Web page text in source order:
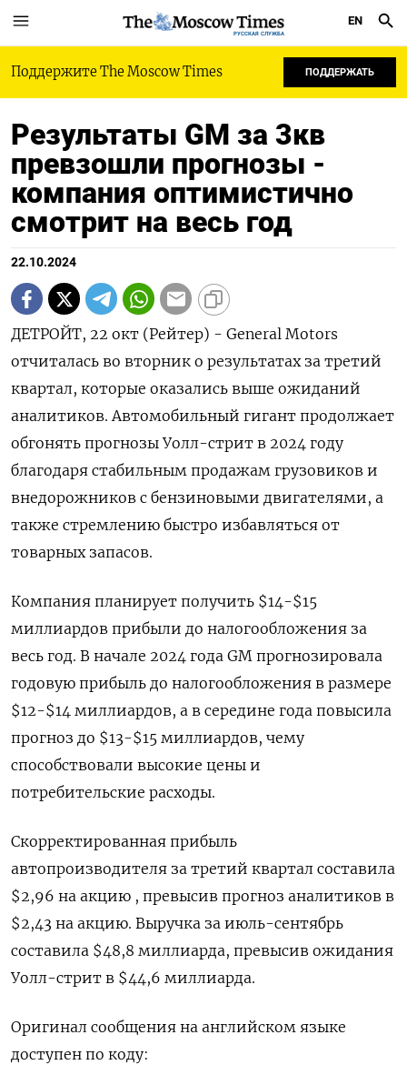
РУССКАЯ СЛУЖБА
EN
Поддержите The Moscow Times ПОДДЕРЖАТЬ
Результаты GM за 3кв
превзошли прогнозы -
компания оптимистично
смотрит на весь год
22.10.2024
ДЕТРОЙТ, 22 окт (Рейтер) - General Motors
отчиталась во вторник о результатах за третий
квартал, которые оказались выше ожиданий
аналитиков. Автомобильный гигант продолжает
обгонять прогнозы Уолл-стрит в 2024 году
благодаря стабильным продажам грузовиков и
внедорожников с бензиновыми двигателями, а
также стремлению быстро избавляться от
товарных запасов.
Компания планирует получить $14-$15
миллиардов прибыли до налогообложения за
весь год. В начале 2024 года GM прогнозировала
годовую прибыль до налогообложения в размере
$12-$14 миллиардов, а в середине года повысила
прогноз до $13-$15 миллиардов, чему
способствовали высокие цены и
потребительские расходы.
Скорректированная прибыль
автопроизводителя за третий квартал составила
$2,96 на акцию , превысив прогноз аналитиков в
$2,43 на акцию. Выручка за июль-сентябрь
составила $48,8 миллиарда, превысив ожидания
Уолл-стрит в $44,6 миллиарда.
Оригинал сообщения на английском языке
доступен по коду: